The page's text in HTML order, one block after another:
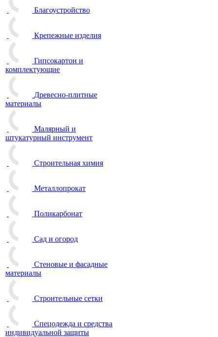
Благоустройство
Крепежные изделия
Гипсокартон и
комплектующие
Древесно-плитные
материалы
Малярный и
штукатурный инструмент
Строительная химия
Металлопрокат
Поликарбонат
Сад и огород
Стеновые и фасадные
материалы
Строительные сетки
Спецодежда и средства
индивидуальной защиты